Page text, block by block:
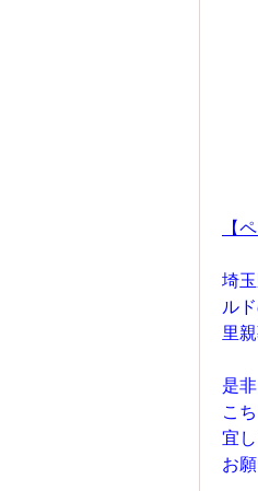
【
埼
ル
里
是
こ
宜し
お